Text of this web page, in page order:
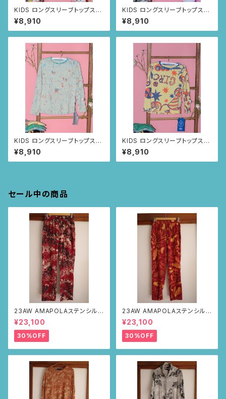
KIDS ロングスリーブトップス
size8歳 (ブラック/トゥカン
柄)
¥8,910
KIDS ロングスリーブトップス
size8歳 (オレンジ/ルイー
サの羽根柄)
¥8,910
KIDS ロングスリーブトップス
size:4歳 (ペールブルー/ス
プレー柄)
¥8,910
KIDS ロングスリーブトップス
size:4歳 (ライトイエロー/
アニマルサーカス柄)
¥8,910
セール中の商品
23AW AMAPOLAステンシルパ
ンツ(ボルドー・サボテンの山道
柄)
¥23,100
30%OFF
23AW AMAPOLAステンシルパ
ンツ(ボルドー・リーフ柄)
¥23,100
30%OFF